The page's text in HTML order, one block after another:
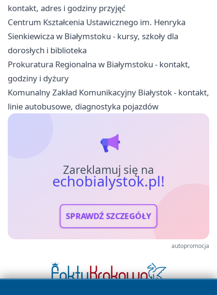
kontakt, adres i godziny przyjęć
Centrum Kształcenia Ustawicznego im. Henryka
Sienkiewicza w Białymstoku - kursy, szkoły dla
dorosłych i biblioteka
Prokuratura Regionalna w Białymstoku - kontakt,
godziny i dyżury
Komunalny Zakład Komunikacyjny Białystok - kontakt,
linie autobusowe, diagnostyka pojazdów
Zareklamuj się na
echobialystok.pl!
SPRAWDŹ SZCZEGÓŁY
autopromocja